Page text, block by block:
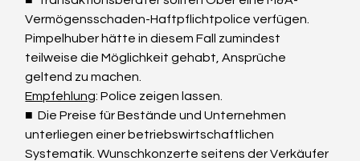
Vermögensschaden-Haftpflichtpolice verfügen.
Pimpelhuber hätte in diesem Fall zumindest
teilweise die Möglichkeit gehabt, Ansprüche
geltend zu machen.
Empfehlung: Police zeigen lassen.
■  Die Preise für Bestände und Unternehmen
unterliegen einer betriebswirtschaftlichen
Systematik. Wunschkonzerte seitens der Verkäufer